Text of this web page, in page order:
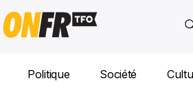
Politique Société